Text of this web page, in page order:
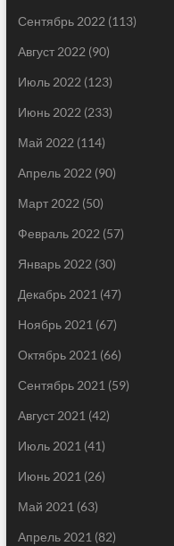
Сентябрь 2022 (113)
Август 2022 (90)
Июль 2022 (123)
Июнь 2022 (233)
Май 2022 (114)
Апрель 2022 (90)
Март 2022 (50)
Февраль 2022 (57)
Январь 2022 (30)
Декабрь 2021 (47)
Ноябрь 2021 (67)
Октябрь 2021 (66)
Сентябрь 2021 (59)
Август 2021 (42)
Июль 2021 (41)
Июнь 2021 (26)
Май 2021 (63)
Апрель 2021 (82)